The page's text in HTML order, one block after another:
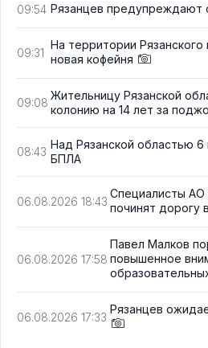
09:54 Рязанцев предупреждают
09:31
На территории
новая кофейня
09:08
Жительницу Рязанской
колонию на 14 лет за
08:43
Над Рязанской областью 6
БПЛА
06.08.2026 18:43
Специалисты АО
починят дорогу
06.08.2026 17:58
Павел Малков
повышенное
06.08.2026 17:33
Рязанцев